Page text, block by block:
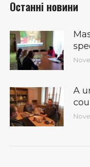
Останні новини
A